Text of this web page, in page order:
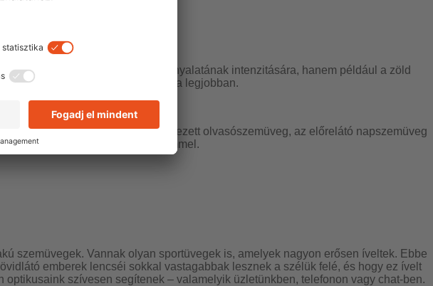
lencse színére és árnyalatának intenzitására, hanem például a zöld
– és melyik szín felel meg a legjobban.
életét. Nincs többé váltás a színezett olvasószemüveg, az előrelátó napszemüveg
láthatsz teljes UV-védelemmel.
szemüvegek. Vannak olyan sportüvegek is, amelyek nagyon erősen íveltek. Ebbe
emberek lencséi sokkal vastagabbak lesznek a szélük felé, és hogy ez ívelt
szívesen segítenek – valamelyik üzletünkben, telefonon vagy chat-ben.